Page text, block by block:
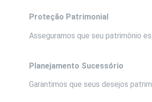
Proteção Patrimonial
Asseguramos que seu patrimônio
Planejamento Sucessório
Garantimos que seus desejos